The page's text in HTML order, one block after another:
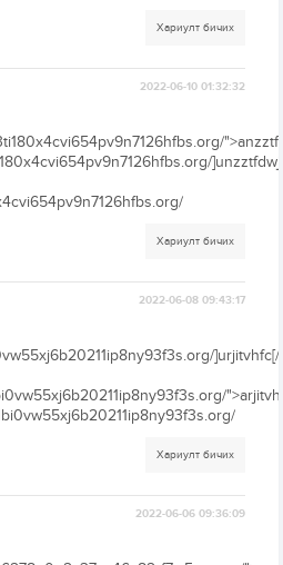
Хариулт бичих
2022-06-10 01:32:32
Хариулт бичих
2022-06-08 09:43:17
Хариулт бичих
2022-06-06 09:36:09